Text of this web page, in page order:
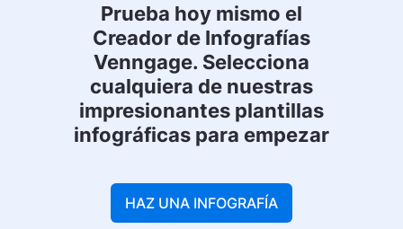
Prueba hoy mismo el
Creador de Infografías
Venngage. Selecciona
cualquiera de nuestras
impresionantes plantillas
infográficas para empezar
HAZ UNA INFOGRAFÍA